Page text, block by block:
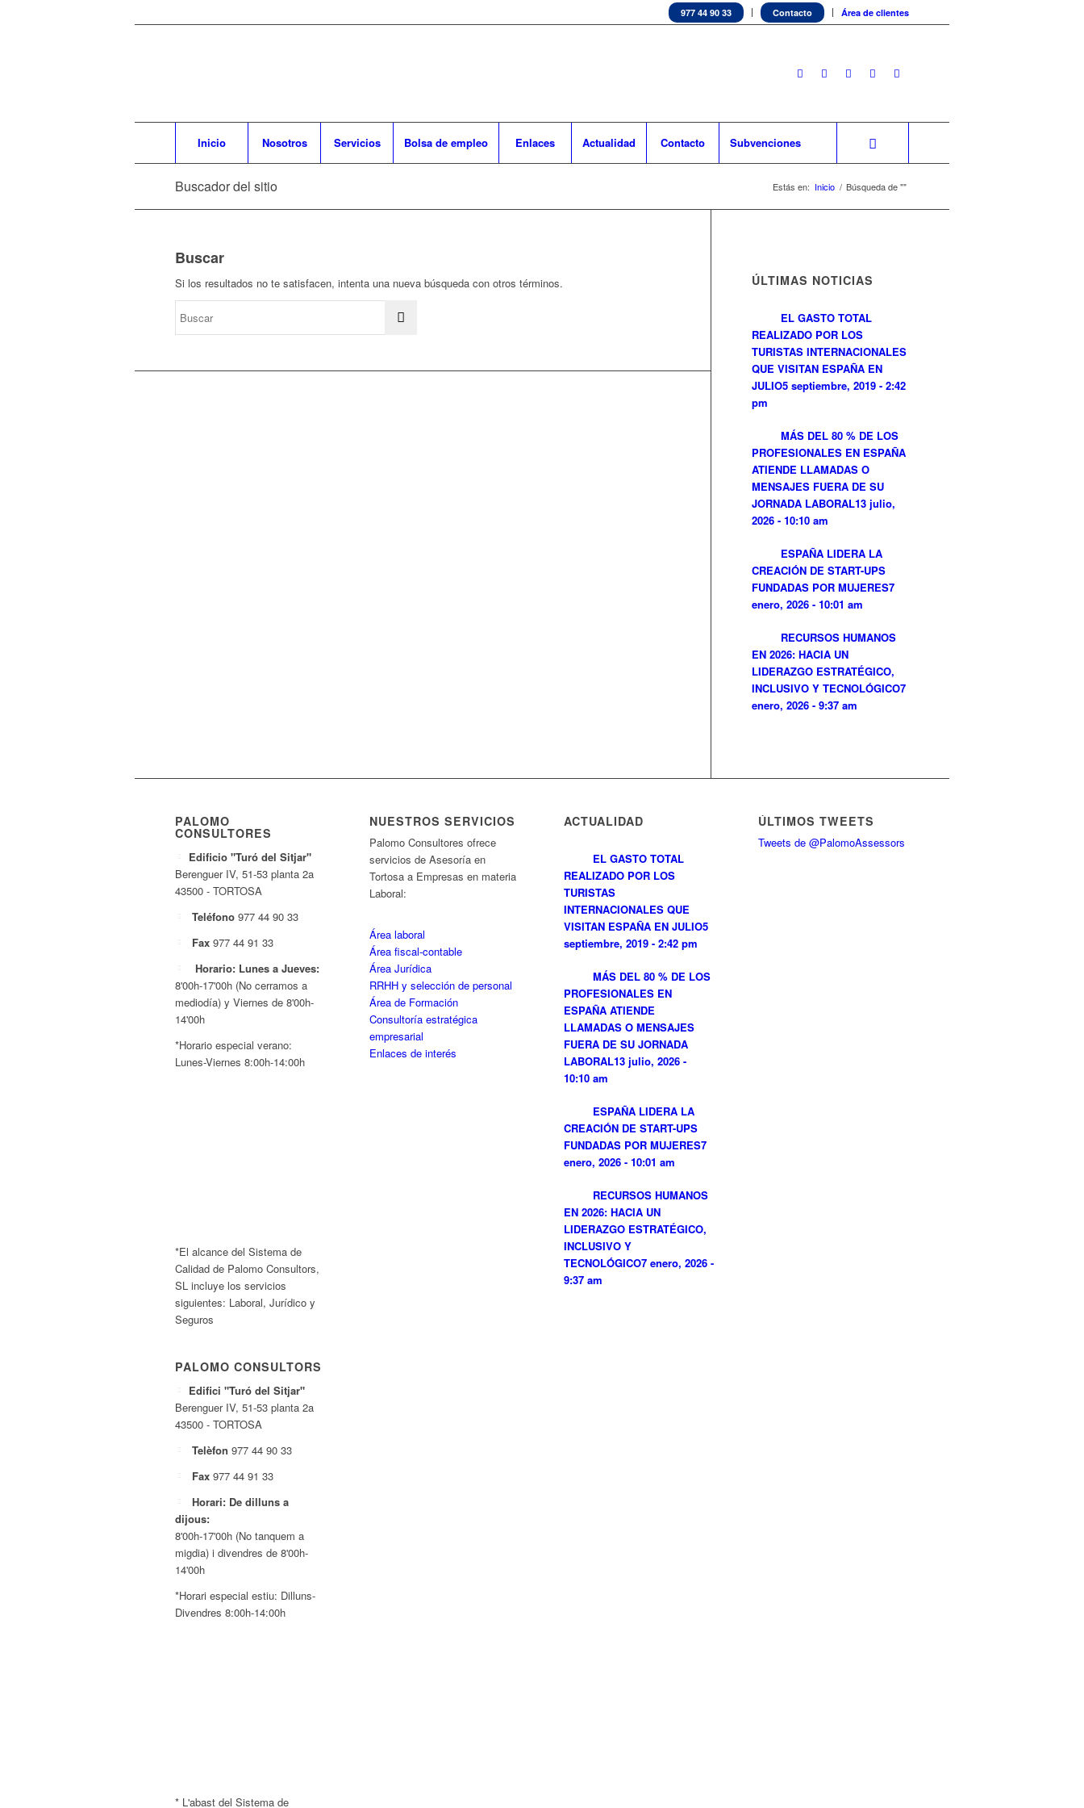
977 44 90 33 Contacto Área de clientes
Inicio Nosotros Servicios Bolsa de empleo Enlaces Actualidad Contacto Subvenciones
Buscador del sitio Estás en: Inicio / Búsqueda de ""
Buscar
Si los resultados no te satisfacen, intenta una nueva búsqueda con otros términos. ÚLTIMAS NOTICIAS
EL GASTO TOTAL
REALIZADO POR LOS
TURISTAS INTERNACIONALES
QUE VISITAN ESPAÑA EN
JULIO5 septiembre, 2019 - 2:42
pm
MÁS DEL 80 % DE LOS
PROFESIONALES EN ESPAÑA
ATIENDE LLAMADAS O
MENSAJES FUERA DE SU
JORNADA LABORAL13 julio,
2026 - 10:10 am
ESPAÑA LIDERA LA
CREACIÓN DE START-UPS
FUNDADAS POR MUJERES7
enero, 2026 - 10:01 am
RECURSOS HUMANOS
EN 2026: HACIA UN
LIDERAZGO ESTRATÉGICO,
INCLUSIVO Y TECNOLÓGICO7
enero, 2026 - 9:37 am
PALOMO
CONSULTORES
Edificio "Turó del Sitjar"
Berenguer IV, 51-53 planta 2a
43500 - TORTOSA
Teléfono977 44 90 33
Fax977 44 91 33
Horario: Lunes a Jueves:
8'00h-17'00h (No cerramos a
mediodía) y Viernes de 8'00h-
14'00h
*Horario especial verano:
Lunes-Viernes 8:00h-14:00h
*El alcance del Sistema de
Calidad de Palomo Consultors,
SL incluye los servicios
siguientes: Laboral, Jurídico y
Seguros
PALOMO CONSULTORS
Edifici "Turó del Sitjar"
Berenguer IV, 51-53 planta 2a
43500 - TORTOSA
Telèfon 977 44 90 33
Fax977 44 91 33
Horari: De dilluns a
dijous:
8'00h-17'00h (No tanquem a
migdia) i divendres de 8'00h-
14'00h
*Horari especial estiu: Dilluns-
Divendres 8:00h-14:00h
* L'abast del Sistema de
NUESTROS SERVICIOS
Palomo Consultores ofrece
servicios de Asesoría en
Tortosa a Empresas en materia
Laboral:
Área laboral
Área fiscal-contable
Área Jurídica
RRHH y selección de personal
Área de Formación
Consultoría estratégica
empresarial
Enlaces de interés
ACTUALIDAD
EL GASTO TOTAL
REALIZADO POR LOS
TURISTAS
INTERNACIONALES QUE
VISITAN ESPAÑA EN JULIO5
septiembre, 2019 - 2:42 pm
MÁS DEL 80 % DE LOS
PROFESIONALES EN
ESPAÑA ATIENDE
LLAMADAS O MENSAJES
FUERA DE SU JORNADA
LABORAL13 julio, 2026 -
10:10 am
ESPAÑA LIDERA LA
CREACIÓN DE START-UPS
FUNDADAS POR MUJERES7
enero, 2026 - 10:01 am
RECURSOS HUMANOS
EN 2026: HACIA UN
LIDERAZGO ESTRATÉGICO,
INCLUSIVO Y
TECNOLÓGICO7 enero, 2026 -
9:37 am
ÚLTIMOS TWEETS
Tweets de @PalomoAssessors